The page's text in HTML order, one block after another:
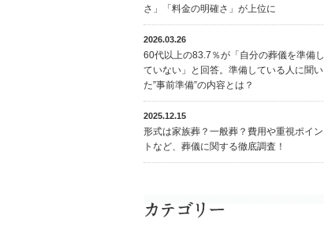
さ」「料金の明確さ」が上位に
2026.03.26
60代以上の83.7％が「自分の葬儀を準備し
ていない」と回答。準備している人に聞い
た”事前準備”の内容とは？
2025.12.15
形式は家族葬？一般葬？費用や重視ポイン
トなど、葬儀に関する徹底調査！